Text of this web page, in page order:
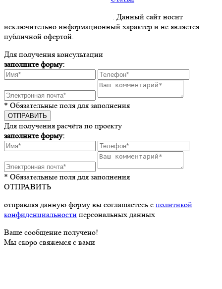
. Данный сайт носит
исключительно информационный характер и не является
публичной офертой.
Для получения консультации
заполните форму:
* Обязательные поля для заполнения
Для получения расчёта по проекту
заполните форму:
* Обязательные поля для заполнения
ОТПРАВИТЬ
отправляя данную форму вы соглашаетесь с политикой
конфиденциальности персональных данных
Ваше сообщение получено!
Мы скоро свяжемся с вами